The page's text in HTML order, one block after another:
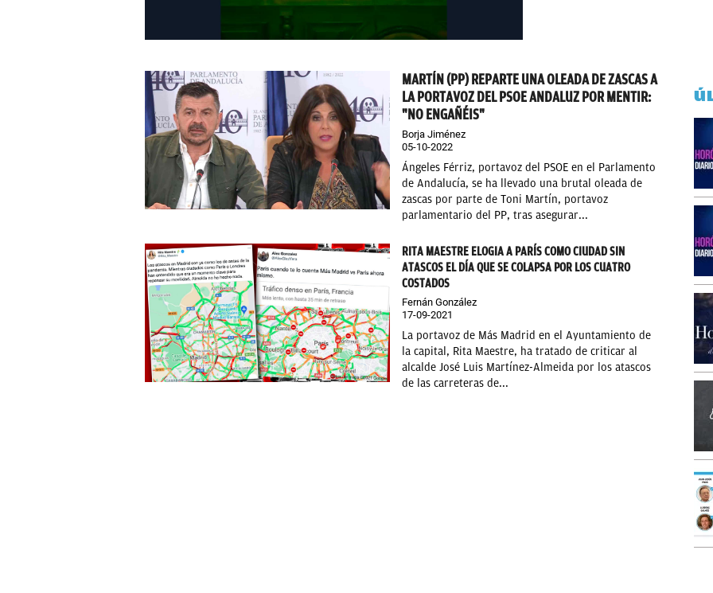
MARTÍN (PP) REPARTE UNA OLEADA DE ZASCAS A
LA PORTAVOZ DEL PSOE ANDALUZ POR MENTIR:
"NO ENGAÑÉIS"
Borja Jiménez
05-10-2022
Ángeles Férriz, portavoz del PSOE en el Parlamento
de Andalucía, se ha llevado una brutal oleada de
zascas por parte de Toni Martín, portavoz
parlamentario del PP, tras asegurar...
RITA MAESTRE ELOGIA A PARÍS COMO CIUDAD SIN
ATASCOS EL DÍA QUE SE COLAPSA POR LOS CUATRO
COSTADOS
Fernán González
17-09-2021
La portavoz de Más Madrid en el Ayuntamiento de
la capital, Rita Maestre, ha tratado de criticar al
alcalde José Luis Martínez-Almeida por los atascos
de las carreteras de...